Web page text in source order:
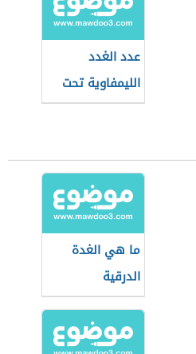
عدد الغدد
الليمفاوية تحت
الإبط
ما هي الغدة
الدرقية